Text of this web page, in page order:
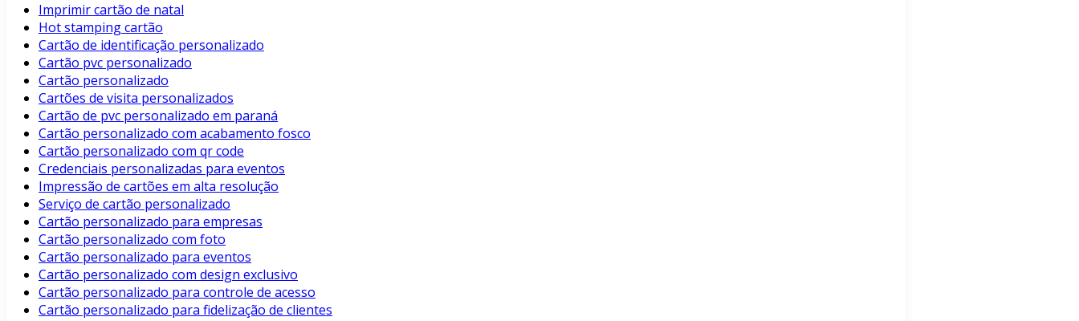
Imprimir cartão de natal
Hot stamping cartão
Cartão de identificação personalizado
Cartão pvc personalizado
Cartão personalizado
Cartões de visita personalizados
Cartão de pvc personalizado em paraná
Cartão personalizado com acabamento fosco
Cartão personalizado com qr code
Credenciais personalizadas para eventos
Impressão de cartões em alta resolução
Serviço de cartão personalizado
Cartão personalizado para empresas
Cartão personalizado com foto
Cartão personalizado para eventos
Cartão personalizado com design exclusivo
Cartão personalizado para controle de acesso
Cartão personalizado para fidelização de clientes